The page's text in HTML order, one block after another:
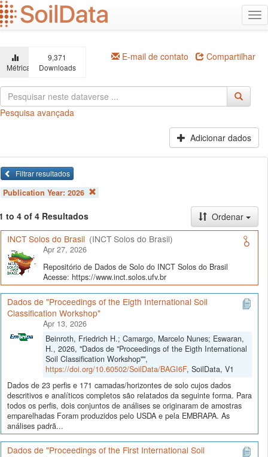
Ir
para
o
principal
Métricas
9,371
Downloads
E-mail de contato Compartilhar
Pesquisa avançada
Adicionar dados
Filtrar resultados
Publication Year: 2026
to 4 of 4 Resultados
Ordenar
INCT Solos do Brasil (INCT Solos do Brasil)
Apr 27, 2026
Repositório de Dados de Solo do INCT Solos do Brasil
Acesse: https://www.inct.solos.ufv.br
Dados de "Proceedings of the Eigth International Soil
Classification Workshop"
Apr 13, 2026
Beinroth, Friedrich H.; Camargo, Marcelo Nunes; Eswaran,
H., 2026, "Dados de "Proceedings of the Eigth International
Soil Classification Workshop"",
https://doi.org/10.60502/SoilData/BAGI6F, SoilData, V1
Dados de 23 perfis e 171 camadas/horizontes de solo cujos dados
descritivos e analíticos completos são relatados da seguinte forma. Para
todos os perfis, dois conjuntos de análises se originaram de amostras
emparelhadas Foram produzidos pelo USDA e pela EMBRAPA. As
análises padrã...
Dados de "Proceedings of the First International Soil